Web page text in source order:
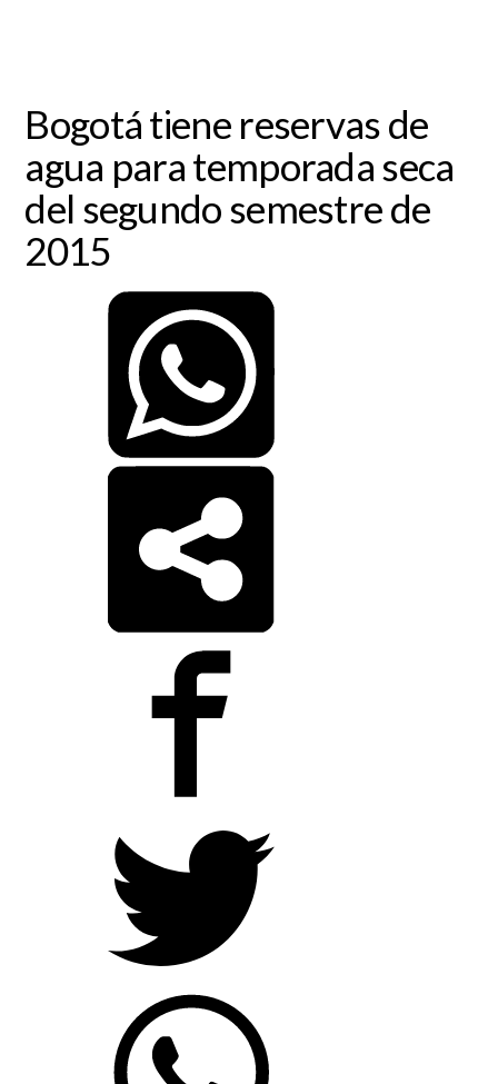
Bogotá tiene reservas de
agua para temporada seca
del segundo semestre de
2015